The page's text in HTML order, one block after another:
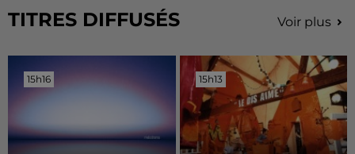
TITRES DIFFUSÉS Voir plus
15h16
15h16 15h13
15h13